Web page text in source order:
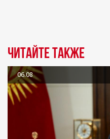
Читайте также
06.08